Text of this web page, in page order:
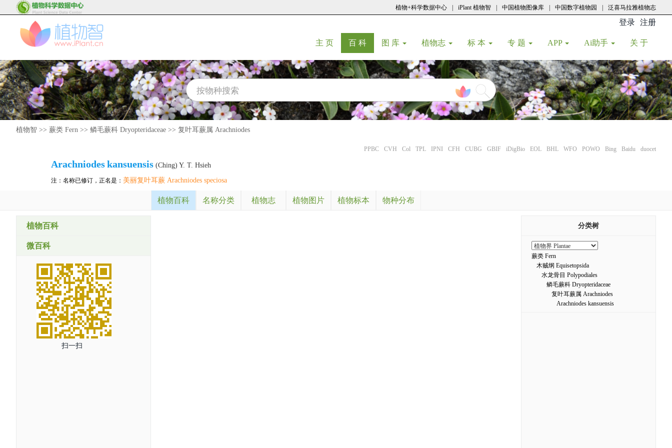
植物+科学数据中心 iPlant 植物智 中国植物图像库 中国数字植物园 泛喜马拉雅植物志
登录 注册
主 页(current)
百 科(current)
图 库 植物志 标 本 专 题 APP Ai助手 关 于
植物智 >> 蕨类 Fern >> 鳞毛蕨科 Dryopteridaceae >> 复叶耳蕨属 Arachniodes
PPBC CVH Col TPL IPNI CFH CUBG GBIF iDigBio EOL BHL WFO POWO Bing Baidu duocet
Arachniodeskansuensis (Ching) Y. T. Hsieh
注：名称已修订，正名是： 美丽复叶耳蕨 Arachniodes speciosa
植物百科 名称分类 植物志 植物图片 植物标本 物种分布
植物百科
微百科
扫一扫
分类树
蕨类 Fern
木贼纲 Equisetopsida
水龙骨目 Polypodiales
鳞毛蕨科 Dryopteridaceae
复叶耳蕨属 Arachniodes
Arachniodes kansuensis